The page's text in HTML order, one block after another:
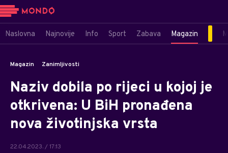
Naslovna Najnovije Info Sport Zabava Magazin
Magazin Zanimljivosti
Naziv dobila po rijeci u kojoj je
otkrivena: U BiH pronađena
nova životinjska vrsta
22.04.2023. / 17:13